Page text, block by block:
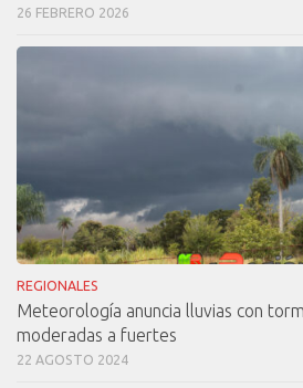
26 FEBRERO 2026
REGIONALES
Meteorología anuncia lluvias con
moderadas a fuertes
22 AGOSTO 2024